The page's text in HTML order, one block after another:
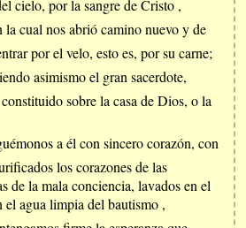
cielo, por la sangre de Cristo ,
la cual nos abrió camino nuevo y de
por el velo, esto es, por su carne;
asimismo el gran sacerdote,
sobre la casa de Dios, o la
a él con sincero corazón, con
los corazones de las
de la mala conciencia, lavados en el
el agua limpia del bautismo ,